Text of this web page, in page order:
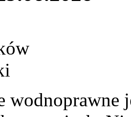
wodnoprawne